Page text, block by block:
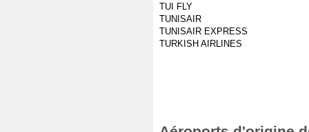
TUI FLY
TUNISAIR
TUNISAIR EXPRESS
TURKISH AIRLINES